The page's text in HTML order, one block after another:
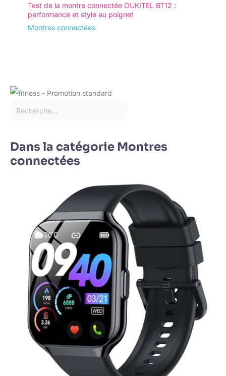
Test de la montre connectée OUKITEL BT12 :
performance et style au poignet
Montres connectées
Dans la catégorie Montres
connectées